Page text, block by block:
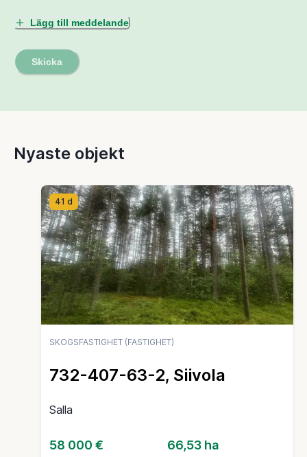
Lägg till meddelande
Skicka
Nyaste objekt
41 d
SKOGSFASTIGHET (FASTIGHET)
732-407-63-2, Siivola
Salla
58 000 € 66,53 ha